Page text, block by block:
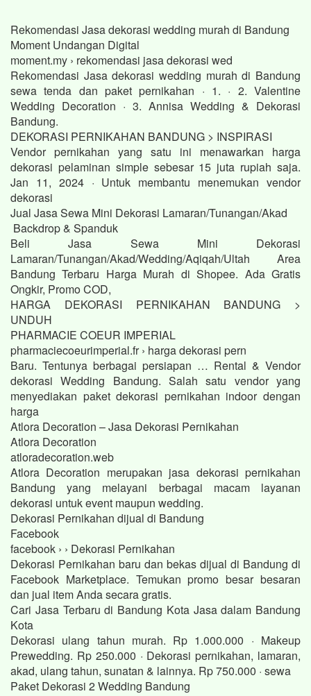
Rekomendasi Jasa dekorasi wedding murah di Bandung
Moment Undangan Digital
moment.my › rekomendasi jasa dekorasi wed
Rekomendasi Jasa dekorasi wedding murah di Bandung
sewa tenda dan paket pernikahan · 1. · 2. Valentine
Wedding Decoration · 3. Annisa Wedding & Dekorasi
Bandung.
DEKORASI PERNIKAHAN BANDUNG > INSPIRASI
Vendor pernikahan yang satu ini menawarkan harga
dekorasi pelaminan simple sebesar 15 juta rupiah saja.
Jan 11, 2024 · Untuk membantu menemukan vendor
dekorasi
Jual Jasa Sewa Mini Dekorasi Lamaran/Tunangan/Akad
Backdrop & Spanduk
Beli Jasa Sewa Mini Dekorasi
Lamaran/Tunangan/Akad/Wedding/Aqiqah/Ultah Area
Bandung Terbaru Harga Murah di Shopee. Ada Gratis
Ongkir, Promo COD,
HARGA DEKORASI PERNIKAHAN BANDUNG >
UNDUH
PHARMACIE COEUR IMPERIAL
pharmaciecoeurimperial.fr › harga dekorasi pern
Baru. Tentunya berbagai persiapan … Rental & Vendor
dekorasi Wedding Bandung. Salah satu vendor yang
menyediakan paket dekorasi pernikahan indoor dengan
harga
Atlora Decoration – Jasa Dekorasi Pernikahan
Atlora Decoration
atloradecoration.web
Atlora Decoration merupakan jasa dekorasi pernikahan
Bandung yang melayani berbagai macam layanan
dekorasi untuk event maupun wedding.
Dekorasi Pernikahan dijual di Bandung
Facebook
facebook › › Dekorasi Pernikahan
Dekorasi Pernikahan baru dan bekas dijual di Bandung di
Facebook Marketplace. Temukan promo besar besaran
dan jual item Anda secara gratis.
Cari Jasa Terbaru di Bandung Kota Jasa dalam Bandung
Kota
Dekorasi ulang tahun murah. Rp 1.000.000 · Makeup
Prewedding. Rp 250.000 · Dekorasi pernikahan, lamaran,
akad, ulang tahun, sunatan & lainnya. Rp 750.000 · sewa
Paket Dekorasi 2 Wedding Bandung